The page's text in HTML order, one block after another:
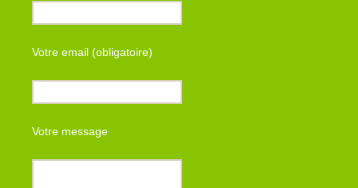
Votre email (obligatoire)
Votre message